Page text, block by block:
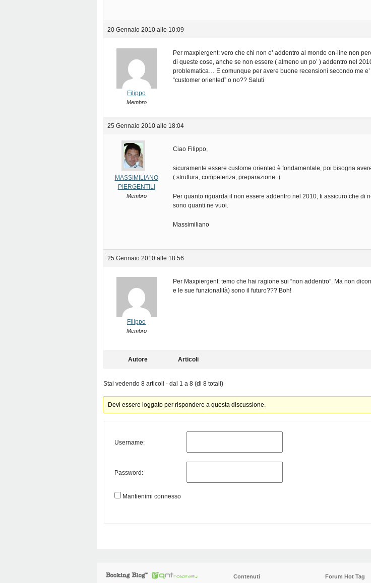
20 Gennaio 2010 alle 10:09
Filippo
Membro
Per maxpiergent: vero che chi non e’ addentro al mondo on-line non
di queste cose, anche se non essere ( almeno un po’ ) addentro nel
problematica… E comunque per avere buone recensioni secondo me
“customer oriented” o no?? Saluti
25 Gennaio 2010 alle 18:04
MASSIMILIANO
PIERGENTILI
Membro
Ciao Filippo,
sicuramente essere custome oriented è fondamentale, poi bisogna
( struttura, competenza, preparazione..).
Per quanto riguarda il non essere addentro nel 2010, ti assicuro che di
sono quanti ne vuoi.
Massimiliano
25 Gennaio 2010 alle 18:56
Filippo
Membro
Per Maxpiergent: temo che hai ragione sui “non addentro”. Ma non
e le sue funzionalità) sono il futuro??? Boh!
Autore Articoli
Stai vedendo 8 articoli - dal 1 a 8 (di 8 totali)
Devi essere loggato per rispondere a questa discussione.
Username:
Password:
Mantienimi connesso
Contenuti Forum Hot Tag